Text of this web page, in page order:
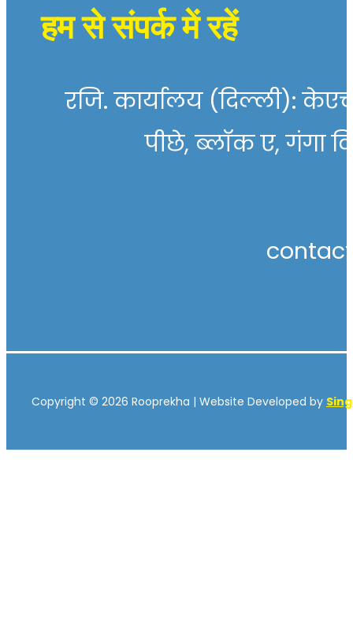
हम से संपर्क में रहें
रजि. कार्यालय (दिल्ली):
पीछे, ब्लॉक ए, गंगा
Copyright © 2026 Rooprekha | Website Developed by